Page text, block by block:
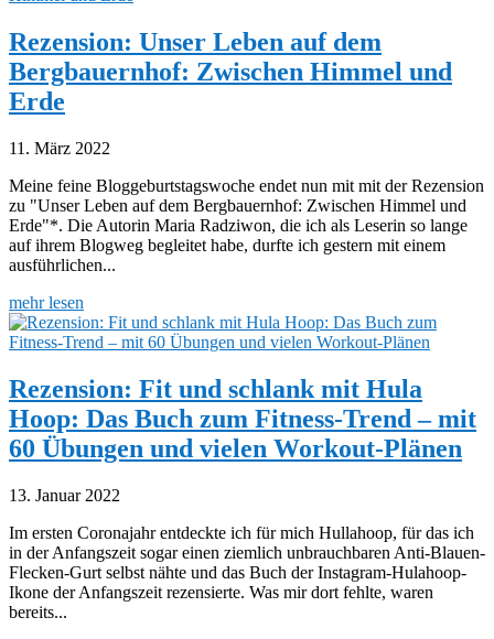
Rezension: Unser Leben auf dem
Bergbauernhof: Zwischen Himmel und
Erde
11. März 2022
Meine feine Bloggeburtstagswoche endet nun mit mit der Rezension
zu "Unser Leben auf dem Bergbauernhof: Zwischen Himmel und
Erde"*. Die Autorin Maria Radziwon, die ich als Leserin so lange
auf ihrem Blogweg begleitet habe, durfte ich gestern mit einem
ausführlichen...
mehr lesen
Rezension: Fit und schlank mit Hula
Hoop: Das Buch zum Fitness-Trend – mit
60 Übungen und vielen Workout-Plänen
13. Januar 2022
Im ersten Coronajahr entdeckte ich für mich Hullahoop, für das ich
in der Anfangszeit sogar einen ziemlich unbrauchbaren Anti-Blauen-
Flecken-Gurt selbst nähte und das Buch der Instagram-Hulahoop-
Ikone der Anfangszeit rezensierte. Was mir dort fehlte, waren
bereits...